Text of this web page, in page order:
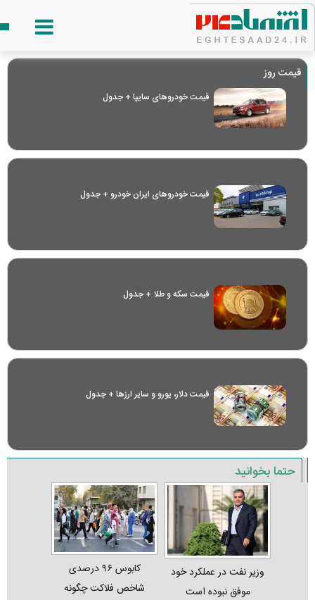
قیمت روز
قیمت خودرو‌های سایپا + جدول
قیمت خودرو‌های ایران خودرو + جدول
قیمت سکه و طلا + جدول
قیمت دلار، یورو و سایر ارز‌ها + جدول
حتما بخوانید
وزیر نفت در عملکرد خود
موفق نبوده است
کابوس ۹۶ درصدی
شاخص فلاکت چگونه